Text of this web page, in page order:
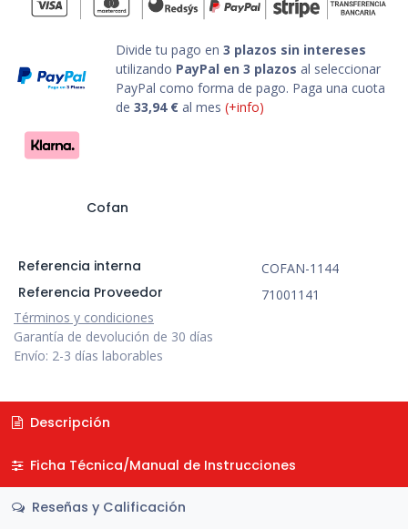
Divide tu pago en 3 plazos sin intereses
utilizando PayPal en 3 plazos al seleccionar
PayPal como forma de pago. Paga una cuota
de 33,94€ al mes (+info)
Cofan
Referencia interna COFAN-1144
Referencia Proveedor
71001141
Términos y condiciones
Garantía de devolución de 30 días
Envío: 2-3 días laborables
Descripción
Ficha Técnica/Manual de Instrucciones
Reseñas y Calificación